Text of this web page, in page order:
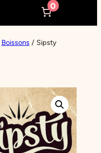
0
Boissons / Sipsty